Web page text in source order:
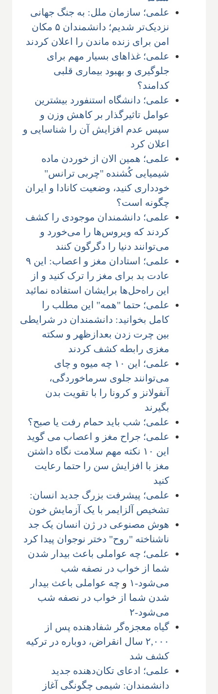
علمی؛ سازمان ملل: به جنگ جهانی
نزدیک‌تر شدیم؛ دانشمندان ۵ مکان
امن برای زنده ماندن را اعلان کردند
علمی؛ غذاهای بسیار مهم برای
جلوگیری و بهبود بیماری قلبی
کدامند؟
علمی؛ دانشگاه استنفورد بیشترین
عوامل تاثیرگذار بر کاهش وزن و
سپس عدم افزایش آن را شناسایی و
اعلان کرد
علمی؛ همین الان از خوردن ماده
شیمیایی کُشنده "چربی ترانس"
خودداری کنید، وضعیت کانادا و ایران
چگونه است؟
علمی؛ دانشمندان موجودی را کشف
کردند که ویروس‌ها را می‌خورد و
می‌توانند دنیا را دگرگون کنند
علمی؛ استادان مغز و اعصاب: این ۹
عادت بد برای مغز را ترک کنید و از
این راه‌حل‌ها برایشان استفاده نمائید
علمی؛ حتما "همه" این مطلب را
کامل بخوانید: دانشمندان در شرایطی
بین چرت زدن بعدازظهر و سکته
مغزی رابطه کشف کردند
علمی؛ این ۱۰ چه میوه و چای
می‌توانند جلوی سرماخوردگی،
آنفولانز و کرونا را با تقویت بدن
بگیرند
علمی؛ شب باید حمام رفت یا صبح؟
علمی؛ جراح مغز و اعصاب می گوید
این ۱۰ نکته مهم سلامت نگاه داشتن
مغز با افزایش سن را حتما رعایت
کنید
علمی؛ پیشرفت بزرگ جدید انسان:
تشخیص آلزایمر با یک آزمایش خون
هوش مصنوعی در ژن انسان یک جد
ناشناخته "روح" دختر نوجوان پیدا کرد
علمی؛ چه عواملی باعث بیدار شدن
شما از خواب در نصفه شب
می‌شود-۱
و چه عواملی باعث بیدار
شدن شما از خواب در نصفه شب
می‌شود-۲
گیاه معجزه‌گر شفادهنده پس از
۲,۰۰۰ سال انقراض، دوباره در ترکیه
کشف شد
علمی؛ ادعای تکان‌دهنده جدید
دانشمندان: شیمی چگونگی آغاز